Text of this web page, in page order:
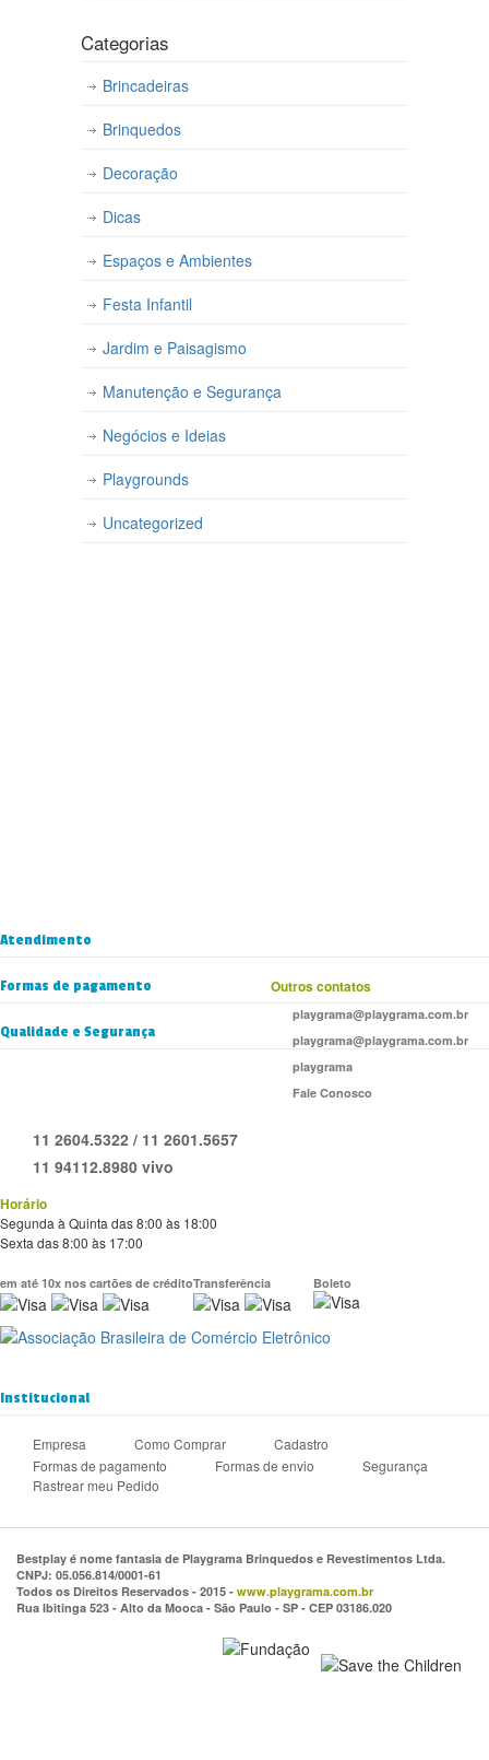
Categorias
Brincadeiras
Brinquedos
Decoração
Dicas
Espaços e Ambientes
Festa Infantil
Jardim e Paisagismo
Manutenção e Segurança
Negócios e Ideias
Playgrounds
Uncategorized
Atendimento
Outros contatos
playgrama@playgrama.com.br
playgrama@playgrama.com.br
playgrama
Fale Conosco
11 2604.5322 / 11 2601.5657
11 94112.8980 vivo
Horário
Segunda à Quinta das 8:00 às 18:00
Sexta das 8:00 às 17:00
Formas de pagamento
em até 10x nos cartões de créditoTransferência Boleto
Qualidade e Segurança
Institucional
Empresa Como Comprar
Cadastro
Formas de pagamento
Formas de envio
Segurança
Rastrear meu Pedido
Bestplay é nome fantasia de Playgrama Brinquedos e Revestimentos Ltda.
CNPJ: 05.056.814/0001-61
Todos os Direitos Reservados - 2015 - www.playgrama.com.br
Rua Ibitinga 523 - Alto da Mooca - São Paulo - SP - CEP 03186.020